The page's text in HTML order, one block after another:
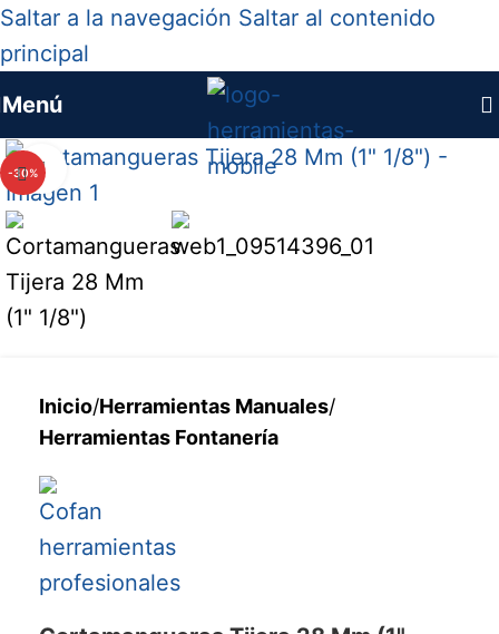
Saltar a la navegación Saltar al contenido
principal
Menú
-30% Haga clic para ampliar
Inicio/Herramientas Manuales/
Herramientas Fontanería